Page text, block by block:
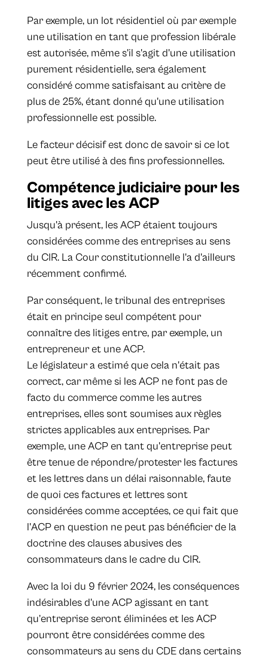
Par exemple, un lot résidentiel où par exemple
une utilisation en tant que profession libérale
est autorisée, même s'il s'agit d'une utilisation
purement résidentielle, sera également
considéré comme satisfaisant au critère de
plus de 25%, étant donné qu'une utilisation
professionnelle est possible.
Le facteur décisif est donc de savoir si ce lot
peut être utilisé à des fins professionnelles.
Compétence judiciaire pour les
litiges avec les ACP
Jusqu'à présent, les ACP étaient toujours
considérées comme des entreprises au sens
du CIR. La Cour constitutionnelle l'a d'ailleurs
récemment confirmé.
Par conséquent, le tribunal des entreprises
était en principe seul compétent pour
connaître des litiges entre, par exemple, un
entrepreneur et une ACP.
Le législateur a estimé que cela n'était pas
correct, car même si les ACP ne font pas de
facto du commerce comme les autres
entreprises, elles sont soumises aux règles
strictes applicables aux entreprises. Par
exemple, une ACP en tant qu'entreprise peut
être tenue de répondre/protester les factures
et les lettres dans un délai raisonnable, faute
de quoi ces factures et lettres sont
considérées comme acceptées, ce qui fait que
l'ACP en question ne peut pas bénéficier de la
doctrine des clauses abusives des
consommateurs dans le cadre du CIR.
Avec la loi du 9 février 2024, les conséquences
indésirables d'une ACP agissant en tant
qu’entreprise seront éliminées et les ACP
pourront être considérées comme des
consommateurs au sens du CDE dans certains